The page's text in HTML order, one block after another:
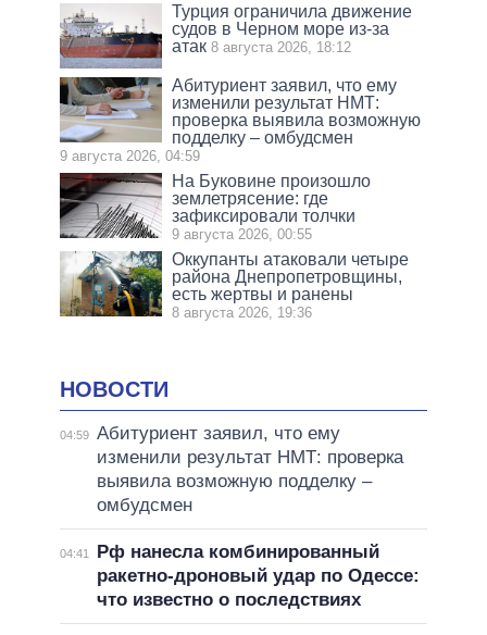
Турция ограничила движение
судов в Черном море из-за
атак 8 августа 2026, 18:12
Абитуриент заявил, что ему
изменили результат НМТ:
проверка выявила возможную
подделку – омбудсмен
9 августа 2026, 04:59
На Буковине произошло
землетрясение: где
зафиксировали толчки
9 августа 2026, 00:55
Оккупанты атаковали четыре
района Днепропетровщины,
есть жертвы и ранены
8 августа 2026, 19:36
НОВОСТИ
04:59 Абитуриент заявил, что ему
изменили результат НМТ: проверка
выявила возможную подделку –
омбудсмен
04:41
Рф нанесла комбинированный
ракетно-дроновый удар по Одессе:
что известно о последствиях